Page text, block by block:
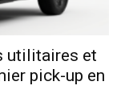
utilitaires et
pick-up en